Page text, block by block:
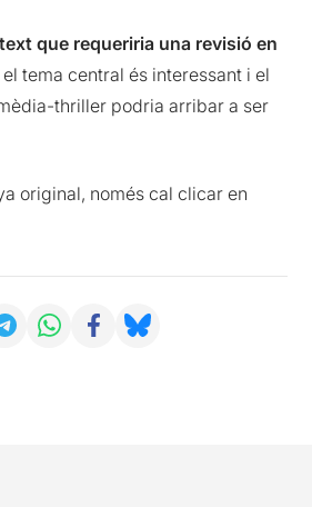
que requeriria una revisió en
tema central és interessant i el
thriller podria arribar a ser
original, només cal clicar en